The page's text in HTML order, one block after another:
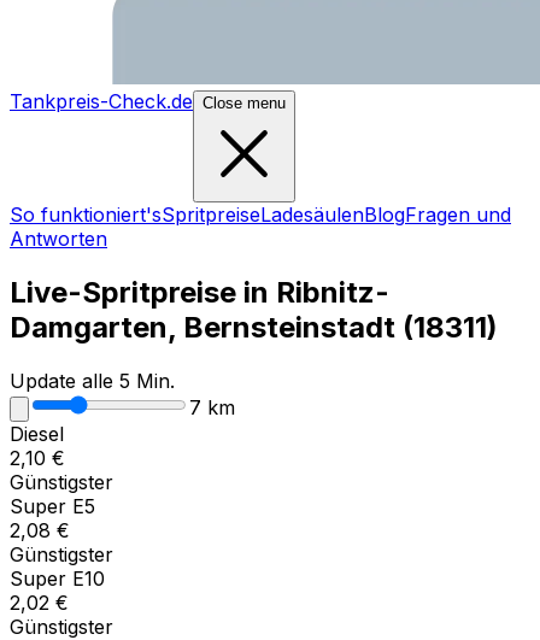
Tankpreis-Check.de Close menu
So funktioniert'sSpritpreiseLadesäulenBlogFragen und
Antworten
Live-Spritpreise in Ribnitz-
Damgarten, Bernsteinstadt (18311)
Update alle 5 Min.
7 km
Diesel
2,10 €
Günstigster
Super E5
2,08 €
Günstigster
Super E10
2,02 €
Günstigster